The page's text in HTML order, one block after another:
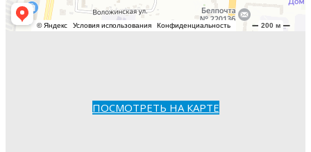
ПОСМОТРЕТЬ НА КАРТЕ